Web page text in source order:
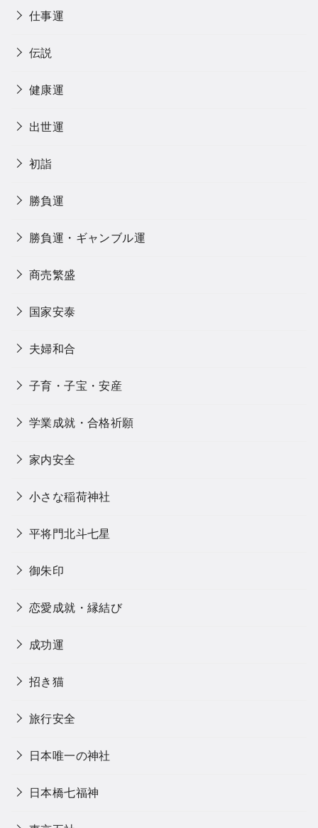
仕事運
伝説
健康運
出世運
初詣
勝負運
勝負運・ギャンブル運
商売繁盛
国家安泰
夫婦和合
子育・子宝・安産
学業成就・合格祈願
家内安全
小さな稲荷神社
平将門北斗七星
御朱印
恋愛成就・縁結び
成功運
招き猫
旅行安全
日本唯一の神社
日本橋七福神